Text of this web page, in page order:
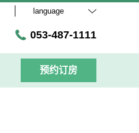
language
053-487-1111
预约订房